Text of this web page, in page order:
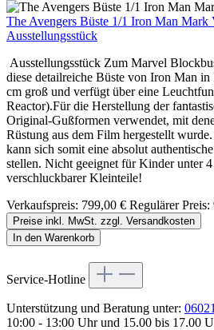
The Avengers Büste 1/1 Iron Man
Ausstellungsstück
Ausstellungsstück Zum Marvel
diese detailreiche Büste von Iron Man in
cm groß und verfügt über eine
Reactor).Für die Herstellung der
Original-Gußformen verwendet, mit
Rüstung aus dem Film hergestellt
kann sich somit eine absolut
stellen. Nicht geeignet für Kinder unter
verschluckbarer Kleinteile!
Verkaufspreis: 799,00 € Regulärer Preis:
Preise inkl. MwSt. zzgl. Versandkosten
In den Warenkorb
Service-Hotline
Unterstützung und Beratung unter:
10:00 - 13:00 Uhr und 15.00 bis 17.00